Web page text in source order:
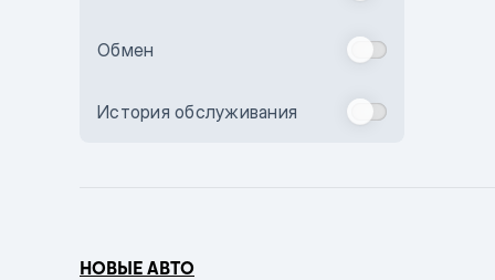
Бежевый
Комбинированный
Сиреневый металлик
Обмен
История обслуживания
НОВЫЕ АВТО